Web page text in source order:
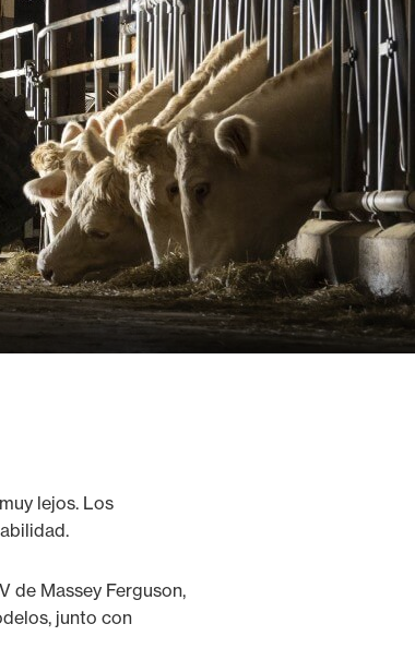
lejos. Los
de Massey Ferguson,
junto con